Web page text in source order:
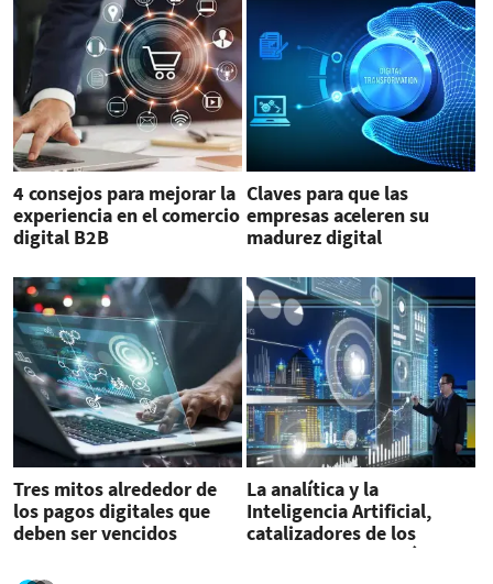
4 consejos para mejorar la
experiencia en el comercio
digital B2B
Claves para que las
empresas aceleren su
madurez digital
Tres mitos alrededor de
los pagos digitales que
deben ser vencidos
La analítica y la
Inteligencia Artificial,
catalizadores de los
negocios en la región